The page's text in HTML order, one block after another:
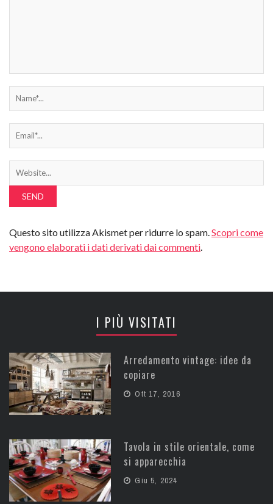
Questo sito utilizza Akismet per ridurre lo spam.Scopri come
vengono elaborati i dati derivati dai commenti.
I PIÙ VISITATI
Arredamento vintage: idee da
copiare
Ott 17, 2016
Tavola in stile orientale, come
si apparecchia
Giu 5, 2024